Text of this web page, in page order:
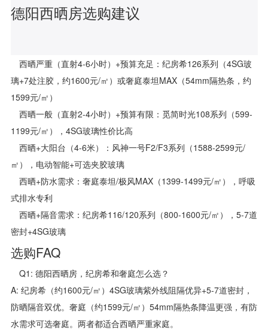
德阳西晒房选购建议
西晒严重（直射4-6小时）+预算充足：纪房希126系列（4SG玻
璃+7处注胶，约1600元/㎡）或奢庭泰坦MAX（54mm隔热条，约
1599元/㎡）
西晒一般（直射2-4小时）+预算有限：觅简时光108系列（599-
1199元/㎡），4SG玻璃性价比高
西晒+大阳台（4-6米）：风神一号F2/F3系列（1588-2599元/
㎡），电动智能+可选夹胶玻璃
西晒+防水需求：奢庭泰坦/极风MAX（1399-1499元/㎡），呼吸
式排水专利
西晒+隔音需求：纪房希116/120系列（800-1600元/㎡），5-7道
密封+4SG玻璃
选购FAQ
Q1: 德阳西晒房，纪房希和奢庭怎么选？
A: 纪房希（约1600元/㎡）4SG玻璃紫外线阻隔优异+5-7道密封，
防晒隔音双优。奢庭（约1599元/㎡）54mm隔热条降温更强，有防
水需求可选奢庭。两者都适合西晒严重家庭。